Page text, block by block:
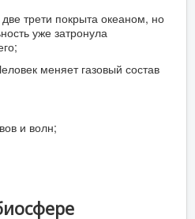
трети покрыта океаном, но
уже затронула
меняет газовый состав
и волн;